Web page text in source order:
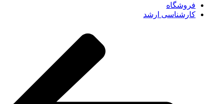
فروشگاه
کارشناسی ارشد